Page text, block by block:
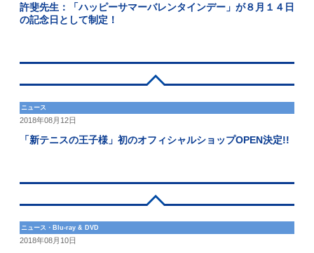
許斐先生：「ハッピーサマーバレンタインデー」が８月１４日
の記念日として制定！
ニュース
2018年08月12日
「新テニスの王子様」初のオフィシャルショップOPEN決定!!
ニュース・Blu-ray & DVD
2018年08月10日